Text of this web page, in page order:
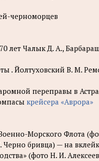
черноморцев
лет Чалык Д. А.,
. Йолтуховский В. М.
переправы в
крейсера «Аврора»
Морского Флота
Черно бривца) — на
(фото Н. И.